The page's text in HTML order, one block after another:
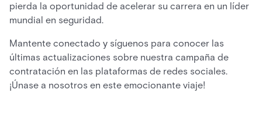
pierda la oportunidad de acelerar su carrera en un líder
mundial en seguridad.
Mantente conectado y síguenos para conocer las
últimas actualizaciones sobre nuestra campaña de
contratación en las plataformas de redes sociales.
¡Únase a nosotros en este emocionante viaje!